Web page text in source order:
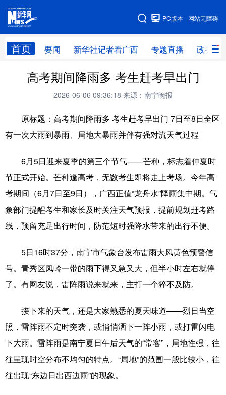
网站无障碍
PC版本
首页 要闻 新华社记者看广西 专题直播 政务信
网站地图
广西频道
新华社记者 专题直播
图片新闻 壮美广西
新华网导航
学习进行时 高层 时政 人事
国际 财经 网评 港澳
台湾 思客智库 全球连线 教育
健康 军事 访谈 视频
图片 中央文件 金融 汽车
食品 人居 信息化 乡村振兴
溯源中国 城市 旅游 能源
会展 彩票 娱乐 时尚
悦读 公益
高考期间降雨多 考生赶考早出门
2026-06-06 09:36:18 来源：南宁晚报
原标题：高考期间降雨多 考生赶考早出门 7日至8日全区
有一次大雨到暴雨、局地大暴雨并伴有强对流天气过程
6月5日迎来夏季的第三个节气——芒种，标志着仲夏时
节正式开始。芒种逢高考，无数考生即将走上考场。今年高
考期间（6月7日至9日），广西正值“龙舟水”降雨集中期。气
象部门提醒考生和家长及时关注天气预报，提前规划赶考路
线，预留充足出行时间，防范短时强降水带来的出行不便。
5日16时37分，南宁市气象台发布雷雨大风黄色预警信
号。青秀区凤岭一带的雨下得又急又大，但半小时左右就停
了。有网友说，雷阵雨说来就来，主打一个猝不及防。
接下来的天气，还是大家熟悉的夏天味道——烈日当空
照，雷阵雨不定时突袭，或悄悄洒下一阵小雨，或打雷闪电
下大雨。雷阵雨是南宁夏日午后天气的“常客”，局地性强，往
往呈现时空分布不均匀的特点。“局地”的范围一般比较小，往
往出现“东边日出西边雨”的现象。